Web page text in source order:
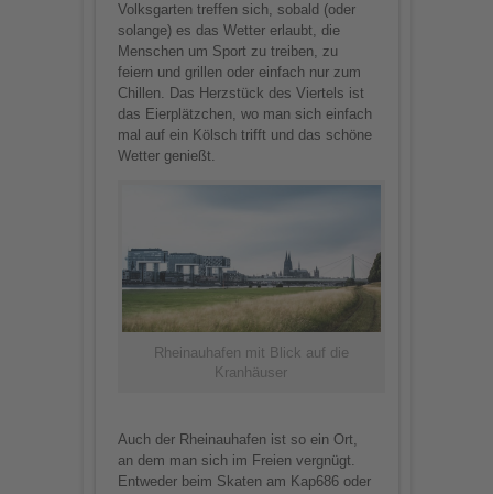
Volksgarten treffen sich, sobald (oder
solange) es das Wetter erlaubt, die
Menschen um Sport zu treiben, zu
feiern und grillen oder einfach nur zum
Chillen. Das Herzstück des Viertels ist
das Eierplätzchen, wo man sich einfach
mal auf ein Kölsch trifft und das schöne
Wetter genießt.
Rheinauhafen mit Blick auf die
Kranhäuser
Auch der Rheinauhafen ist so ein Ort,
an dem man sich im Freien vergnügt.
Entweder beim Skaten am Kap686 oder